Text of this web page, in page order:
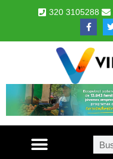
320 3105288